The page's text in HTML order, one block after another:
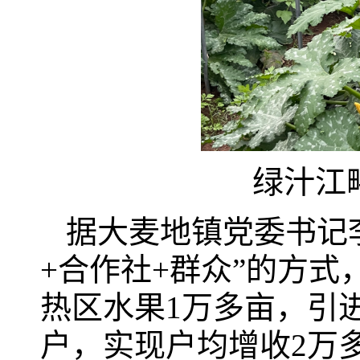
绿汁江
据大麦地镇党委书
+合作社+群众”的方式
热区水果1万多亩，引
户，实现户均增收2万